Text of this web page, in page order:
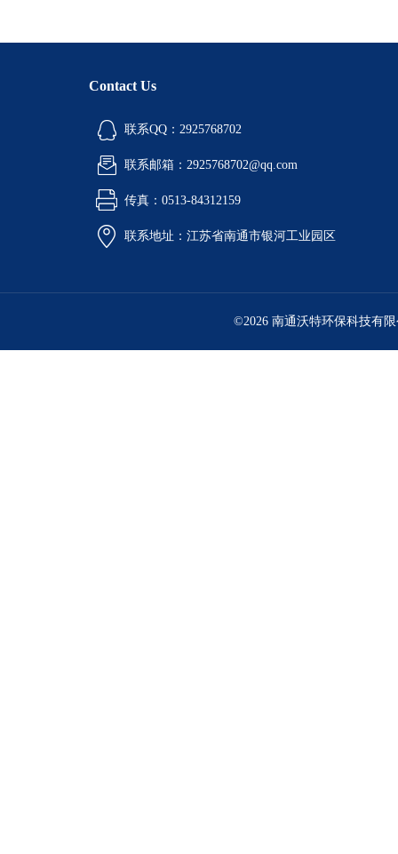
Contact Us
联系QQ：2925768702
联系邮箱：2925768702@qq.com
传真：0513-84312159
联系地址：江苏省南通市银河工业园区
©2026 南通沃特环保科技有